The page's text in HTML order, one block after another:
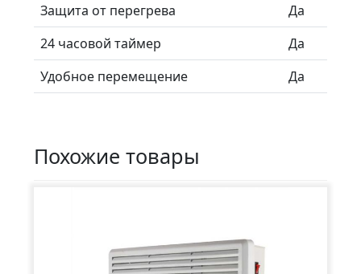
Защита от перегрева
Да
24 часовой таймер
Да
Удобное перемещение
Да
Похожие товары